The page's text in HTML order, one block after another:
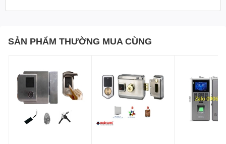
SẢN PHẨM THƯỜNG MUA CÙNG